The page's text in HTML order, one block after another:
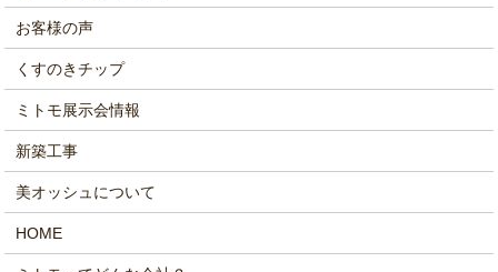
お客様の声
くすのきチップ
ミトモ展示会情報
新築工事
美オッシュについて
HOME